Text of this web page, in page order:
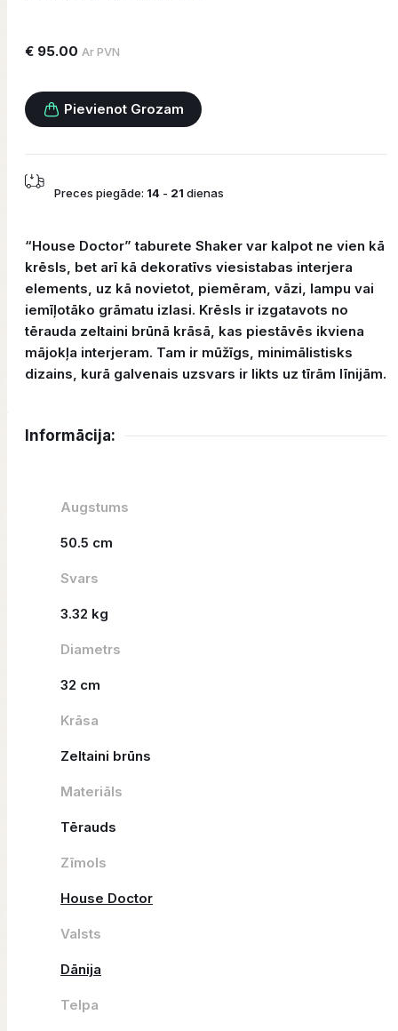
€ 95.00 Ar PVN
Pievienot Grozam
Preces piegāde: 14 - 21 dienas
“House Doctor” taburete Shaker var kalpot ne vien kā
krēsls, bet arī kā dekoratīvs viesistabas interjera
elements, uz kā novietot, piemēram, vāzi, lampu vai
iemīļotāko grāmatu izlasi. Krēsls ir izgatavots no
tērauda zeltaini brūnā krāsā, kas piestāvēs ikviena
mājokļa interjeram. Tam ir mūžīgs, minimālistisks
dizains, kurā galvenais uzsvars ir likts uz tīrām līnijām.
Informācija:
Augstums
50.5 cm
Svars
3.32 kg
Diametrs
32 cm
Krāsa
Zeltaini brūns
Materiāls
Tērauds
Zīmols
House Doctor
Valsts
Dānija
Telpa